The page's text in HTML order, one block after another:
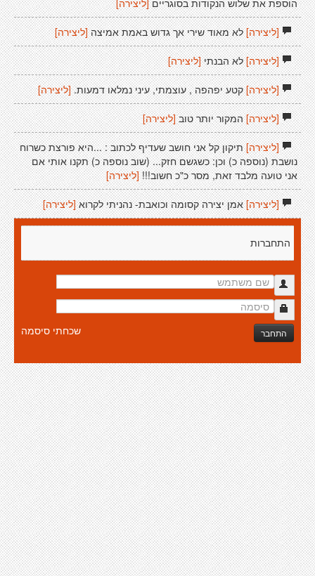
הוספת את שלוש הנקודות בסוגריים [ליצירה]
[ליצירה]לא מאוד שירי אך גדוש באמת אמיצה [ליצירה]
[ליצירה]לא הבנתי [ליצירה]
[ליצירה]קטע יפהפה , עוצמתי, עיני נמלאו דמעות. [ליצירה]
[ליצירה]המקור יותר טוב [ליצירה]
[ליצירה]תיקון קל אני חושב שעדיף לכתוב : ...היא פורצת כשרוח
נושבת (נוספה כ) וכן: כשגשם חזק... (שוב נוספה כ) תקנו אותי אם
אני טועה מלבד זאת, מסר כ"כ חשוב!!! [ליצירה]
[ליצירה]אמן יצירה קסומה וכואבת- נהניתי לקרוא[ליצירה]
התחברות
התחבר שכחתי סיסמה